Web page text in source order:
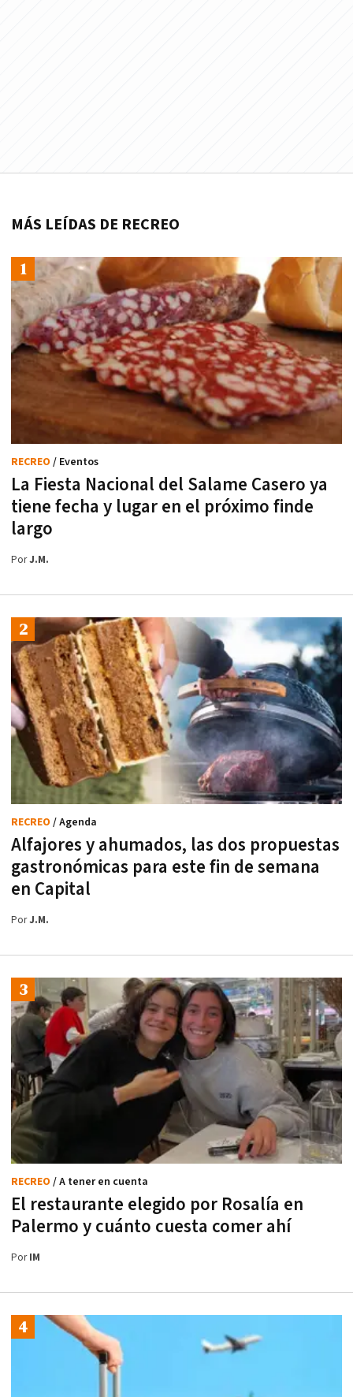
MÁS LEÍDAS DE RECREO
La Fiesta Nacional del Salame Casero ya
tiene fecha y lugar en el próximo finde
largo
RECREO / Eventos
PorJ.M.
Alfajores y ahumados, las dos propuestas
gastronómicas para este fin de semana
en Capital
RECREO / Agenda
PorJ.M.
El restaurante elegido por Rosalía en
Palermo y cuánto cuesta comer ahí
RECREO / A tener en cuenta
PorIM